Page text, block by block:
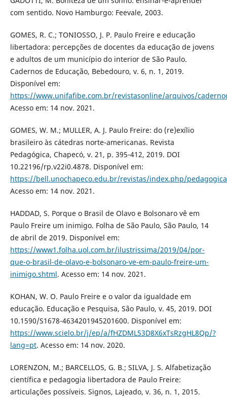
com sentido. Novo Hamburgo: Feevale, 2003.
GOMES, R. C.; TONIOSSO, J. P. Paulo Freire e educação
libertadora: percepções de docentes da educação de jovens
e adultos de um município do interior de São Paulo.
Cadernos de Educação, Bebedouro, v. 6, n. 1, 2019.
Disponível em:
https://www.unifafibe.com.br/revistasonline/arquivos/
Acesso em: 14 nov. 2021.
GOMES, W. M.; MULLER, A. J. Paulo Freire: do (re)exílio
brasileiro às cátedras norte-americanas. Revista
Pedagógica, Chapecó, v. 21, p. 395-412, 2019. DOI
10.22196/rp.v22i0.4878. Disponível em:
https://bell.unochapeco.edu.br/revistas/index.php/
Acesso em: 14 nov. 2021.
HADDAD, S. Porque o Brasil de Olavo e Bolsonaro vê em
Paulo Freire um inimigo. Folha de São Paulo, São Paulo, 14
de abril de 2019. Disponível em:
https://www1.folha.uol.com.br/ilustrissima/2019/04/por-
que-o-brasil-de-olavo-e-bolsonaro-ve-em-paulo-freire-um-
inimigo.shtml. Acesso em: 14 nov. 2021.
KOHAN, W. O. Paulo Freire e o valor da igualdade em
educação. Educação e Pesquisa, São Paulo, v. 45, 2019. DOI
10.1590/S1678-4634201945201600. Disponível em:
https://www.scielo.br/j/ep/a/fHZDML53D8X6xTsRzgHL8Qp/?
lang=pt. Acesso em: 14 nov. 2020.
LORENZON, M.; BARCELLOS, G. B.; SILVA, J. S. Alfabetização
científica e pedagogia libertadora de Paulo Freire:
articulações possíveis. Signos, Lajeado, v. 36, n. 1, 2015.